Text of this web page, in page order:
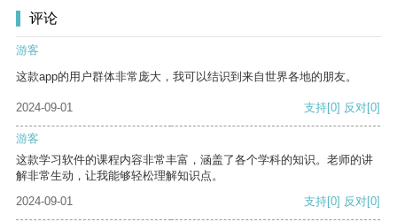
评论
游客
这款app的用户群体非常庞大，我可以结识到来自世界各地的朋友。
2024-09-01 支持[0] 反对[0]
游客
这款学习软件的课程内容非常丰富，涵盖了各个学科的知识。老师的讲
解非常生动，让我能够轻松理解知识点。
2024-09-01
支持[0] 反对[0]